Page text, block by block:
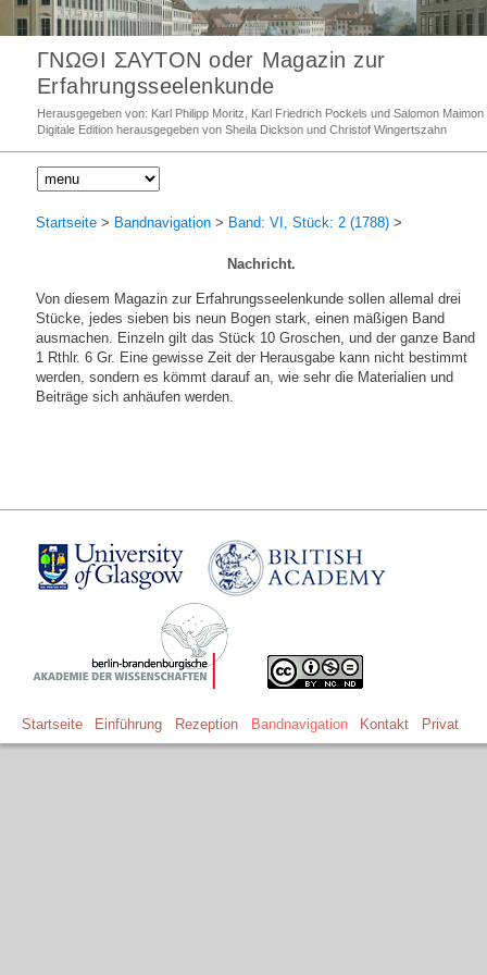
ΓΝΩΘΙ ΣΑΥΤΟΝ oder Magazin zur
Erfahrungsseelenkunde
Herausgegeben von: Karl Philipp Moritz, Karl Friedrich Pockels und Salomon Maimon
Digitale Edition herausgegeben von Sheila Dickson und Christof Wingertszahn
Startseite > Bandnavigation > Band: VI, Stück: 2 (1788) >
Nachricht.
Von diesem Magazin zur Erfahrungsseelenkunde sollen allemal drei
Stücke, jedes sieben bis neun Bogen stark, einen mäßigen Band
ausmachen. Einzeln gilt das Stück 10 Groschen, und der ganze Band
1 Rthlr. 6 Gr. Eine gewisse Zeit der Herausgabe kann nicht bestimmt
werden, sondern es kömmt darauf an, wie sehr die Materialien und
Beiträge sich anhäufen werden.
Startseite Einführung Rezeption Bandnavigation Kontakt Privat